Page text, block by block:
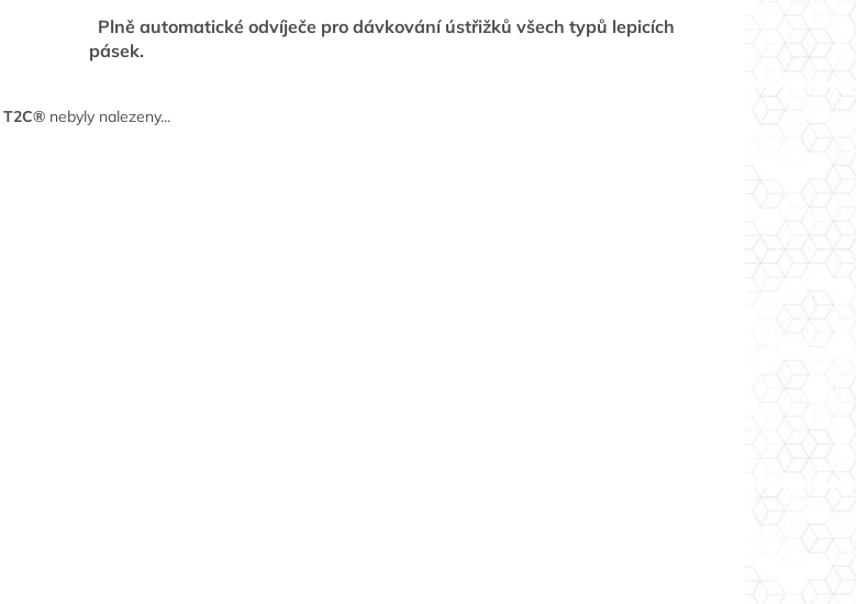
Plně automatické odvíječe pro dávkování ústřižků všech typů lepicích
pásek.
T2C®nebyly nalezeny...